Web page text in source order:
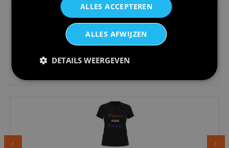
€20,95
ALLES ACCEPTEREN
ALLES AFWIJZEN
DETAILS WEERGEVEN